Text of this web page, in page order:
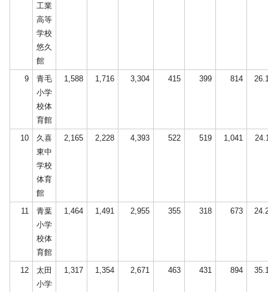
工業
高等
学校
悠久
館
9
青毛
小学
校体
育館
1,588 1,716 3,304 415 399 814
10
久喜
東中
学校
体育
館
2,165 2,228 4,393 522 519 1,041
11
青葉
小学
校体
育館
1,464 1,491 2,955 355 318 673
12
太田
小学
1,317 1,354 2,671 463 431 894